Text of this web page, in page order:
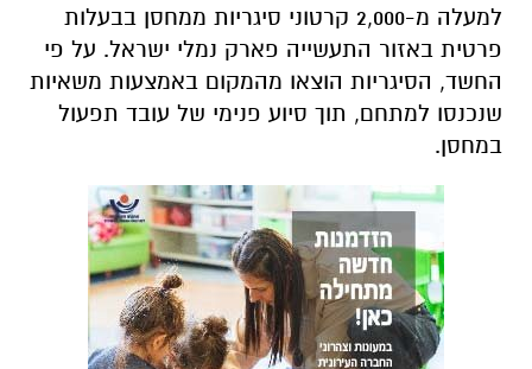
למעלה מ-2,000 קרטוני סיגריות ממחסן בבעלות
פרטית באזור התעשייה פארק נמלי ישראל. על פי
החשד, הסיגריות הוצאו מהמקום באמצעות משאיות
שנכנסו למתחם, תוך סיוע פנימי של עובד תפעול
במחסן.